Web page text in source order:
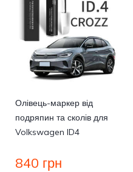
Олівець-маркер від
подряпин та сколів для
Volkswagen ID4
840 грн